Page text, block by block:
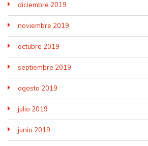
diciembre 2019
noviembre 2019
octubre 2019
septiembre 2019
agosto 2019
julio 2019
junio 2019